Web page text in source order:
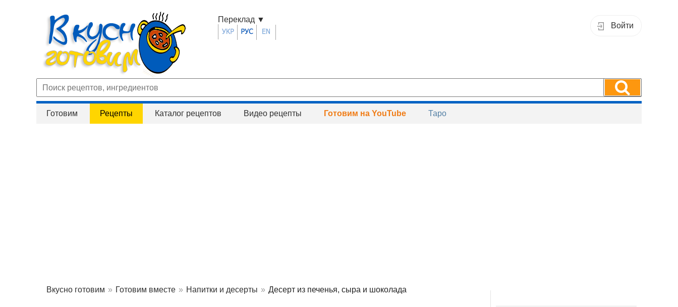
Войти
Переклад ▼
Готовим Рецепты Каталог рецептов Видео рецепты Готовим на YouTube Таро
Вкусно готовим » Готовим вместе » Напитки и десерты » Десерт из печенья, сыра и шоколада